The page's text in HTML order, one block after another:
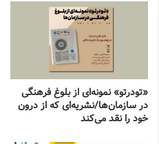
«تودرتو» نمونه‌ای از بلوغ فرهنگی
در سازمان‌ها/نشریه‌ای که از درون
خود را نقد می‌کند